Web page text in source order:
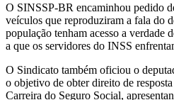
O SINSSP-BR encaminhou pedido
veículos que reproduziram a fala do
população tenham acesso a verdade
a que os servidores do INSS
O Sindicato também oficiou o
o objetivo de obter direito de
Carreira do Seguro Social,